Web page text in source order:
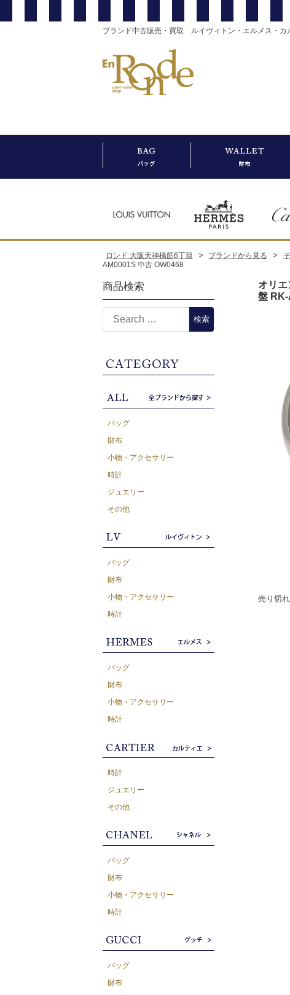
ブランド中古販売・買取 ルイヴィトン・エルメス・
ロンド 大阪天神橋筋6丁目 > ブランドから見る >
AM0001S 中古 OW0468
オリ
盤 RK-
売り切れ
商品検索
バッグ
財布
小物・アクセサリー
時計
ジュエリー
その他
バッグ
財布
小物・アクセサリー
時計
バッグ
財布
小物・アクセサリー
時計
時計
ジュエリー
その他
バッグ
財布
小物・アクセサリー
時計
バッグ
財布